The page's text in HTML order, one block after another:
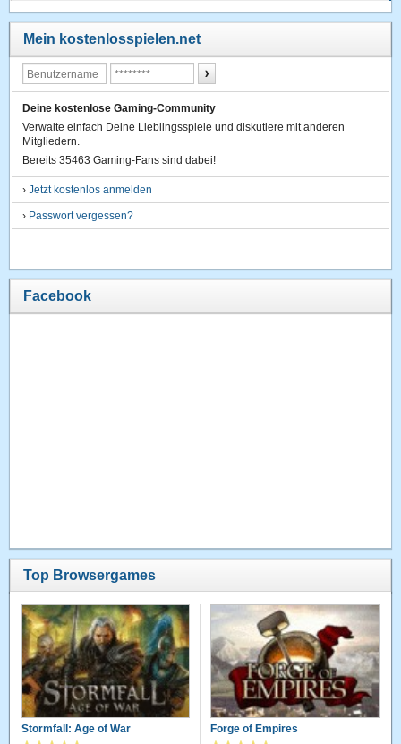
Mein kostenlosspielen.net
Deine kostenlose Gaming-Community
Verwalte einfach Deine Lieblingsspiele und diskutiere mit anderen
Mitgliedern.
Bereits 35463 Gaming-Fans sind dabei!
›Jetzt kostenlos anmelden
› Passwort vergessen?
Facebook
Top Browsergames
Stormfall: Age of War Forge of Empires